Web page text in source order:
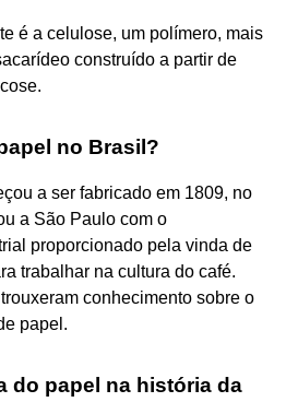
é a celulose, um polímero, mais
construído a partir de
no Brasil?
a ser fabricado em 1809, no
a São Paulo com o
proporcionado pela vinda de
trabalhar na cultura do café.
conhecimento sobre o
papel.
do papel na história da